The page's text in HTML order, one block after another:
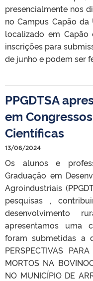
presencialmente nos
no Campus Capão da
localizado em Capão
inscrições para
de junho e podem ser
PPGDTSA
em
Científicas
13/06/2024
Os alunos e
Graduação em
Agroindustriais
pesquisas ,
desenvolvimento
apresentamos uma
foram submetidas a
PERSPECTIVAS
MORTOS NA
NO MUNICÍPIO DE